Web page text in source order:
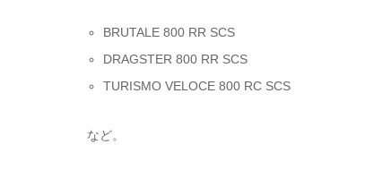
BRUTALE 800 RR SCS
DRAGSTER 800 RR SCS
TURISMO VELOCE 800 RC SCS
など。